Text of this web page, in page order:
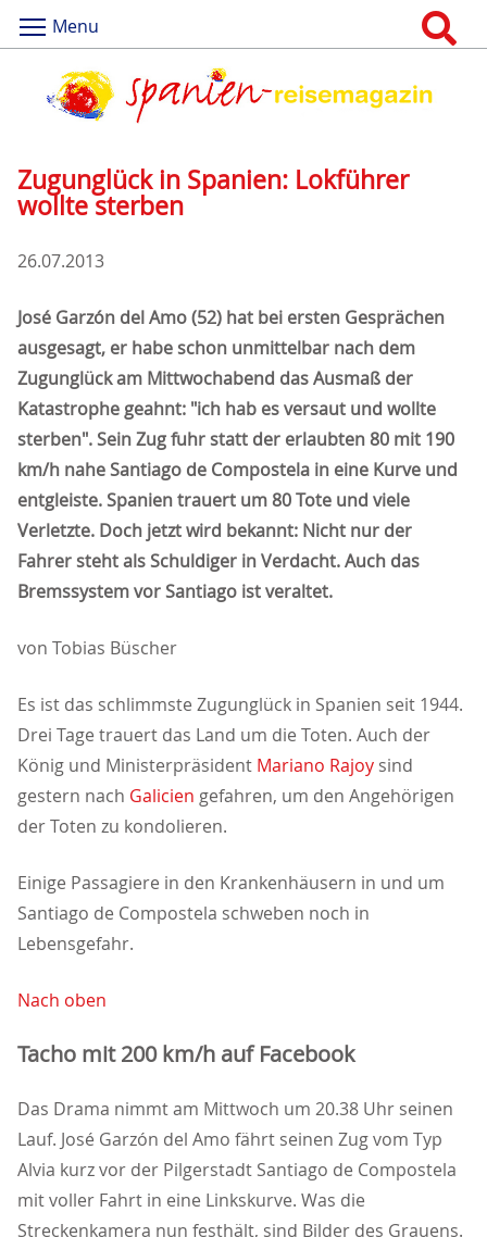
Menu
Zugunglück in Spanien: Lokführer
wollte sterben
26.07.2013
José Garzón del Amo (52) hat bei ersten Gesprächen
ausgesagt, er habe schon unmittelbar nach dem
Zugunglück am Mittwochabend das Ausmaß der
Katastrophe geahnt: "ich hab es versaut und wollte
sterben". Sein Zug fuhr statt der erlaubten 80 mit 190
km/h nahe Santiago de Compostela in eine Kurve und
entgleiste. Spanien trauert um 80 Tote und viele
Verletzte. Doch jetzt wird bekannt: Nicht nur der
Fahrer steht als Schuldiger in Verdacht. Auch das
Bremssystem vor Santiago ist veraltet.
von Tobias Büscher
Es ist das schlimmste Zugunglück in Spanien seit 1944.
Drei Tage trauert das Land um die Toten. Auch der
König und Ministerpräsident Mariano Rajoy sind
gestern nach Galicien gefahren, um den Angehörigen
der Toten zu kondolieren.
Einige Passagiere in den Krankenhäusern in und um
Santiago de Compostela schweben noch in
Lebensgefahr.
Nach oben
Tacho mit 200 km/h auf Facebook
Das Drama nimmt am Mittwoch um 20.38 Uhr seinen
Lauf. José Garzón del Amo fährt seinen Zug vom Typ
Alvia kurz vor der Pilgerstadt Santiago de Compostela
mit voller Fahrt in eine Linkskurve. Was die
Streckenkamera nun festhält, sind Bilder des Grauens.